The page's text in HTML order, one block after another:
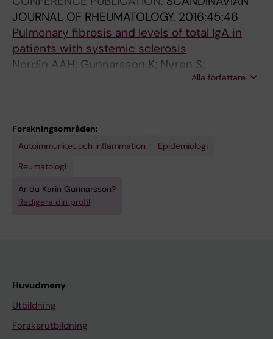
JOURNAL OF RHEUMATOLOGY. 2016;45:46
Pulmonary fibrosis and levels of total IgA in
patients with systemic sclerosis
Nordin AAH; Gunnarsson K; Nyren S;
Alla författare
Forskningsområden:
Autoimmunitet och inflammation
Epidemiologi
Reumatologi
Är du Karin Gunnarsson?
Redigera din profil
Huvudmeny
Utbildning
Forskarutbildning